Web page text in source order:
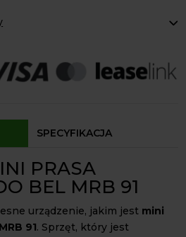
ustalane indywidualnie
uzależniona od produktu.
SPECYFIKACJA
PRASA
BEL MRB 91
urządzenie, jakim jest mini
91. Sprzęt, który jest